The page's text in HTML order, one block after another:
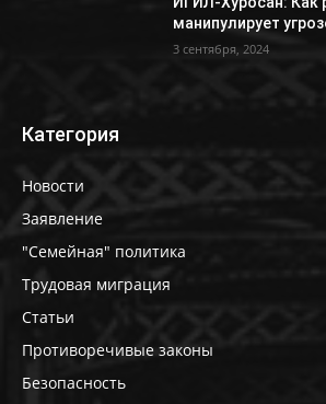
манипулирует
3 сентября, 2024
Категория
Новости
Заявление
"Семейная" политика
Трудовая миграция
Статьи
Противоречивые законы
Безопасность